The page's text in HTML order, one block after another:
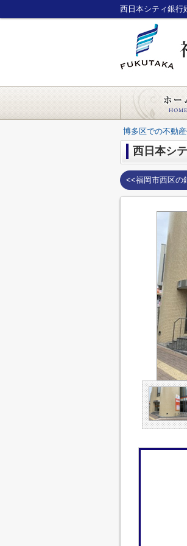
西日本シティ銀行
博多区での不動
西日本シ
<<福岡市西区の